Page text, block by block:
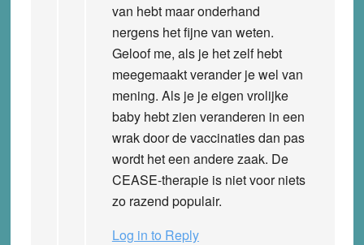
van hebt maar onderhand
nergens het fijne van weten.
Geloof me, als je het zelf hebt
meegemaakt verander je wel van
mening. Als je je eigen vrolijke
baby hebt zien veranderen in een
wrak door de vaccinaties dan pas
wordt het een andere zaak. De
CEASE-therapie is niet voor niets
zo razend populair.
Log in to Reply